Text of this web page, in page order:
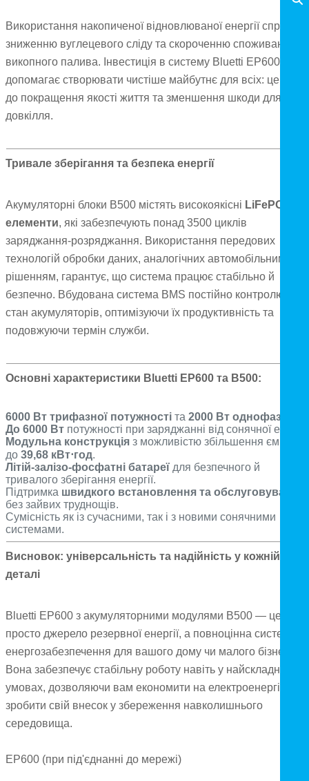
Використання накопиченої відновлюваної енергії сприяє
зниженню вуглецевого сліду та скороченню споживання
викопного палива. Інвестиція в систему Bluetti EP600
допомагає створювати чистіше майбутнє для всіх: це крок
до покращення якості життя та зменшення шкоди для
довкілля.
Тривале зберігання та безпека енергії
Акумуляторні блоки B500 містять високоякісні LiFePO4-
елементи, які забезпечують понад 3500 циклів
заряджання-розряджання. Використання передових
технологій обробки даних, аналогічних автомобільним
рішенням, гарантує, що система працює стабільно й
безпечно. Вбудована система BMS постійно контролює
стан акумуляторів, оптимізуючи їх продуктивність та
подовжуючи термін служби.
Основні характеристики Bluetti EP600 та B500:
6000 Вт трифазної потужності та 2000 Вт однофазної
До 6000 Вт потужності при заряджанні від сонячної
Модульна конструкція з можливістю збільшення ємності
до 39,68 кВт⋅год.
Літій-залізо-фосфатні батареї для безпечного й
тривалого зберігання енергії.
Підтримка швидкого встановлення та обслуговування
без зайвих труднощів.
Сумісність як із сучасними, так і з новими сонячними
системами.
Висновок: універсальність та надійність у кожній
деталі
Bluetti EP600 з акумуляторними модулями B500 — це не
просто джерело резервної енергії, а повноцінна система
енергозабезпечення для вашого дому чи малого бізнесу.
Вона забезпечує стабільну роботу навіть у найскладніших
умовах, дозволяючи вам економити на електроенергії та
зробити свій внесок у збереження навколишнього
середовища.
EP600 (при під'єднанні до мережі)